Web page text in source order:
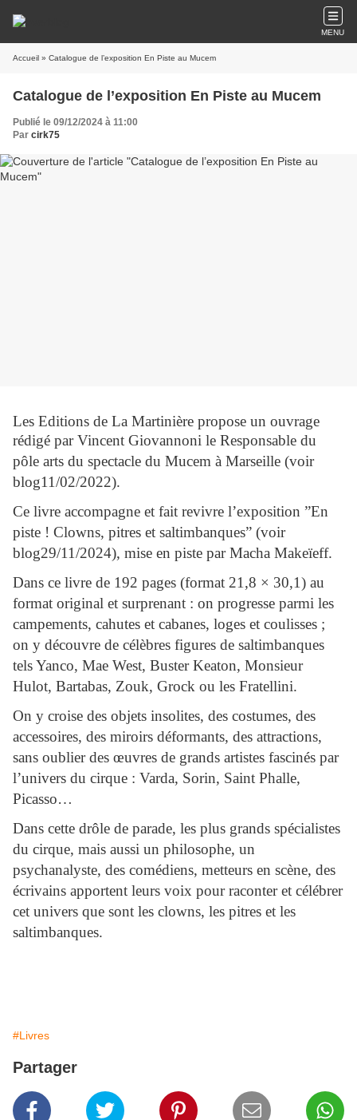
MENU
Accueil » Catalogue de l’exposition En Piste au Mucem
Catalogue de l’exposition En Piste au Mucem
Publié le 09/12/2024 à 11:00
Par cirk75
Les Editions de La Martinière propose un ouvrage
rédigé parVincent Giovannoni le Responsable du
pôle arts du spectacle du Mucem à Marseille (voir
blog11/02/2022).
Ce livre accompagne et fait revivre l’exposition ”En
piste ! Clowns, pitres et saltimbanques” (voir
blog29/11/2024), mise en piste par Macha Makeïeff.
Dans ce livre de 192 pages (format 21,8 × 30,1) au
format original et surprenant : on progresse parmi les
campements, cahutes et cabanes, loges et coulisses ;
on y découvre de célèbres figures de saltimbanques
tels Yanco, Mae West, Buster Keaton, Monsieur
Hulot, Bartabas, Zouk, Grock ou les Fratellini.
On y croise des objets insolites, des costumes, des
accessoires, des miroirs déformants, des attractions,
sans oublier des œuvres de grands artistes fascinés par
l’univers du cirque : Varda, Sorin, Saint Phalle,
Picasso…
Dans cette drôle de parade, les plus grands spécialistes
du cirque, mais aussi un philosophe, un
psychanalyste, des comédiens, metteurs en scène, des
écrivains apportent leurs voix pour raconter et célébrer
cet univers que sont les clowns, les pitres et les
saltimbanques.
#Livres
Partager